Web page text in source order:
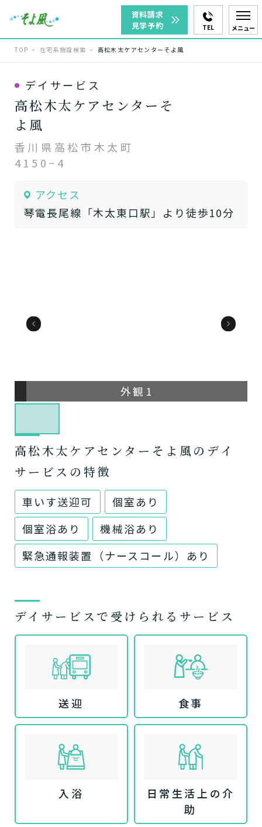
資料請求
見学予約
TEL メニュー
TOP 在宅系施設検索 高松木太ケアセンターそよ風
デイサービス
高松木太ケアセンターそ
よ風
香川県高松市木太町
4150−4
アクセス
琴電長尾線「木太東口駅」より徒歩10分
外観1
高松木太ケアセンターそよ風のデイ
サービスの特徴
車いす送迎可
個室あり
個室浴あり
機械浴あり
緊急通報装置（ナースコール）あり
デイサービスで受けられるサービス
送迎 食事
入浴
日常生活上の介
助